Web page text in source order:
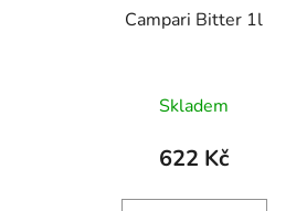
Campari Bitter 1l
Skladem
622 Kč